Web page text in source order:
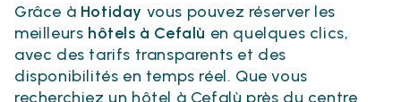
Grâce à Hotiday vous pouvez réserver les
meilleurs hôtels à Cefalù en quelques clics,
avec des tarifs transparents et des
disponibilités en temps réel. Que vous
recherchiez un hôtel à Cefalù près du centre